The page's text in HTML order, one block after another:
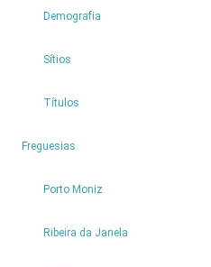
Demografia
Sítios
Títulos
Freguesias
Porto Moniz
Ribeira da Janela
escolar gratuito a todas as crianças
mensalidade da Creche e Jardim de